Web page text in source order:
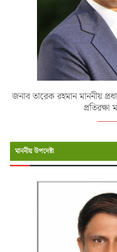
জনাব তারেক রহমান মাননীয়
প্রতিরক্ষা
মাননীয় উপদেষ্টা